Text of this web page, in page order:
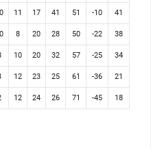
11 17 41 51 -10 41
8 20 28 50 -22 38
10 20 32 57 -25 34
12 23 25 61 -36 21
12 24 26 71 -45 18